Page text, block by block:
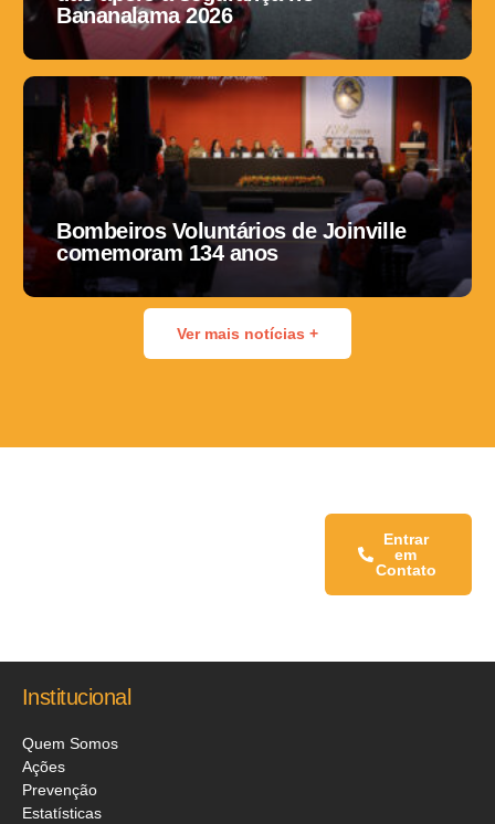
Bananalama 2026
Bombeiros Voluntários de Joinville
comemoram 134 anos
Ver mais notícias +
Entrar
em
Contato
Institucional
Quem Somos
Ações
Prevenção
Estatísticas